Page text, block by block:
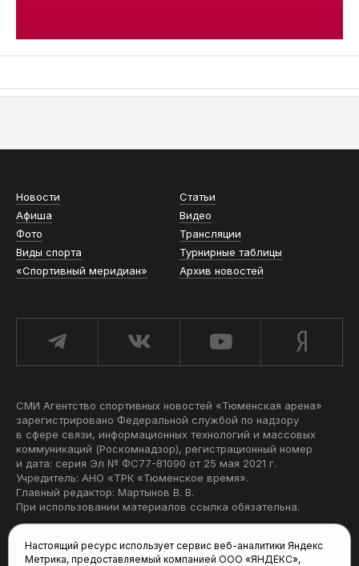
Новости
Статьи
Афиша
Видео
Фото
Трансляции
Виды спорта
Турнирные таблицы
«Спортивный меридиан»
Архив новостей
СМИ Агентство спортивных новостей «Тюменская арена»
зарегистрировано Федеральной службой по надзору
в сфере связи, информационных технологий и массовых
коммуникаций (Роскомнадзор), регистрационный номер
и дата: серия Эл № ФС77-81090 от 25 мая 2021 г.
Учредитель: АНО «ТРК «Тюменское время».
Главный редактор: Мартынов В. В.
При использовании материалов ссылка обязательна.
Настоящий ресурс использует сервис веб-аналитики Яндекс
Метрика, предоставляемый компанией ООО «ЯНДЕКС»,